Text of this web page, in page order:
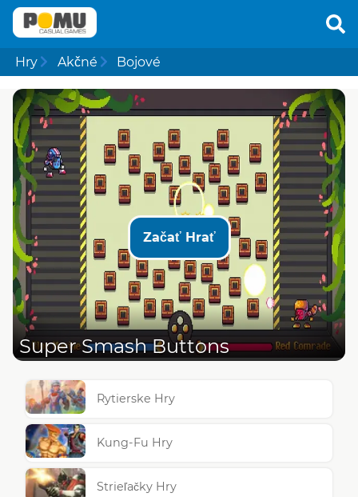
Hry Akčné Bojové
Začať Hrať
Super Smash Buttons
Rytierske Hry
Kung-Fu Hry
Strieľačky Hry